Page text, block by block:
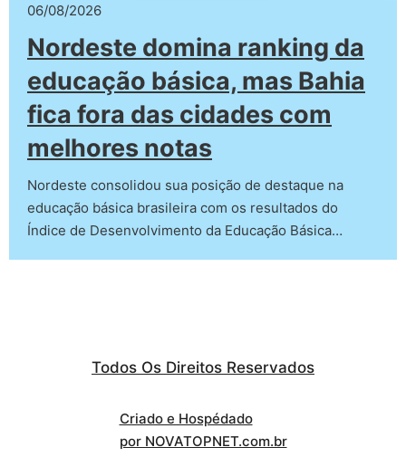
06/08/2026
Nordeste domina ranking da
educação básica, mas Bahia
fica fora das cidades com
melhores notas
Nordeste consolidou sua posição de destaque na
educação básica brasileira com os resultados do
Índice de Desenvolvimento da Educação Básica…
Todos Os Direitos Reservados
Criado e Hospédado
por NOVATOPNET.com.br